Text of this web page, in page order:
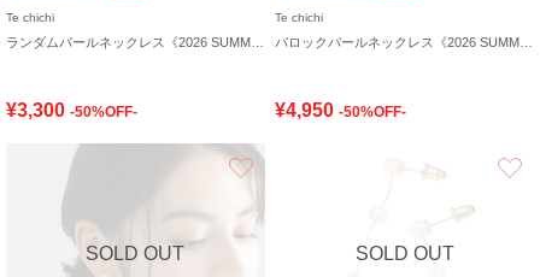
Te chichi
¥3,300 -50%OFF-
Te chichi
¥4,950 -50%OFF-
SOLD OUT SOLD OUT